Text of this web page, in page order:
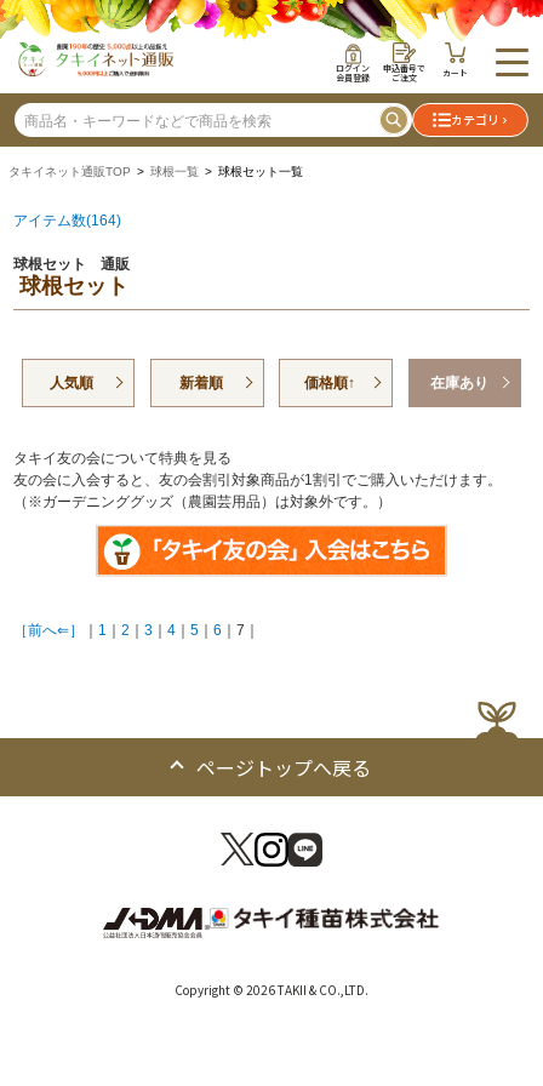
ログイン
会員登録
申込番号で
ご注文 カート
カテゴリ
タキイネット通販TOP > 球根一覧 > 球根セット一覧
アイテム数(164)
球根セット 通販
球根セット
人気順 新着順 価格順↑ 在庫あり
タキイ友の会について特典を見る
友の会に入会すると、友の会割引対象商品が1割引でご購入いただけます。
（※ガーデニンググッズ（農園芸用品）は対象外です。）
［前へ⇐］ ｜ 1 ｜2 ｜3 ｜4 ｜5 ｜6 ｜7｜
ページトップへ戻る
Copyright © 2026 TAKII & CO.,LTD.